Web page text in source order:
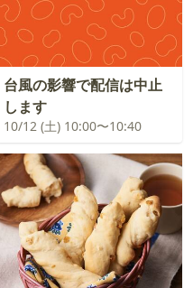
台風の影響で配信は中止
します
10/12 (土) 10:00〜10:40